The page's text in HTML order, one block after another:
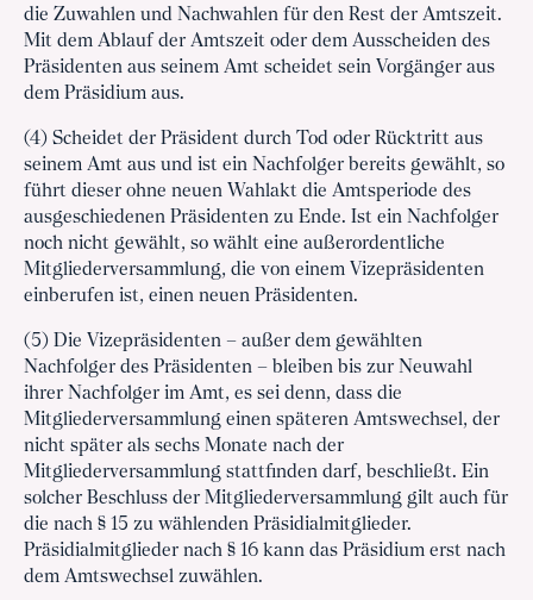
die Zuwahlen und Nachwahlen für den Rest der Amtszeit.
Mit dem Ablauf der Amtszeit oder dem Ausscheiden des
Präsidenten aus seinem Amt scheidet sein Vorgänger aus
dem Präsidium aus.
(4) Scheidet der Präsident durch Tod oder Rücktritt aus
seinem Amt aus und ist ein Nachfolger bereits gewählt, so
führt dieser ohne neuen Wahlakt die Amtsperiode des
ausgeschiedenen Präsidenten zu Ende. Ist ein Nachfolger
noch nicht gewählt, so wählt eine außerordentliche
Mitgliederversammlung, die von einem Vizepräsidenten
einberufen ist, einen neuen Präsidenten.
(5) Die Vizepräsidenten – außer dem gewählten
Nachfolger des Präsidenten – bleiben bis zur Neuwahl
ihrer Nachfolger im Amt, es sei denn, dass die
Mitgliederversammlung einen späteren Amtswechsel, der
nicht später als sechs Monate nach der
Mitgliederversammlung stattfinden darf, beschließt. Ein
solcher Beschluss der Mitgliederversammlung gilt auch für
die nach § 15 zu wählenden Präsidialmitglieder.
Präsidialmitglieder nach § 16 kann das Präsidium erst nach
dem Amtswechsel zuwählen.